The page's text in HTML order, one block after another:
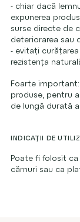
- chiar dacă
expunerea
surse directe de
deteriorarea sau
- evitați
rezistența
Foarte
produse, pentru
de lungă durată a
INDICAȚII DE
Poate fi folosit
cărnuri sau ca